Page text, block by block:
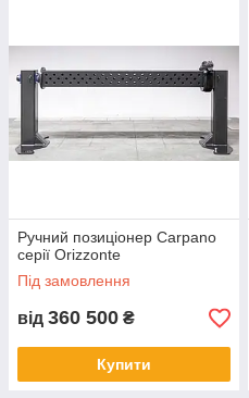
Ручний позиціонер Carpano
серії Orizzonte
Під замовлення
від 360 500 ₴
Купити